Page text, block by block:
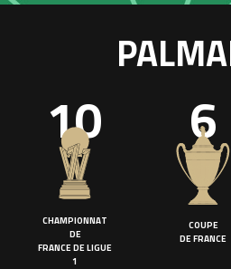
10
CHAMPIONNAT
DE
FRANCE DE LIGUE
1
6
COUPE
DE FRANCE